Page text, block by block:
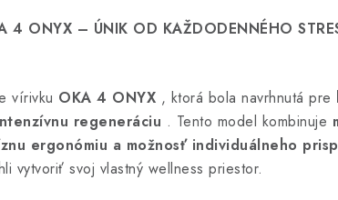
4 ONYX – ÚNIK OD KAŽDODENNÉHO
vírivku OKA 4 ONYX , ktorá bola navrhnutá pre
regeneráciu . Tento model kombinuje
ergonómiu a možnosť individuálneho
vytvoriť svoj vlastný wellness priestor.